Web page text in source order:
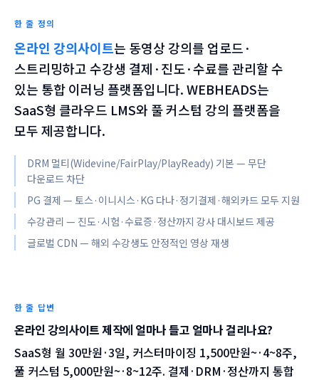
한 줄 정의
온라인 강의사이트는 동영상 강의를 업로드·
스트리밍하고 수강생 결제·진도·수료를 관리할 수
있는 통합 이러닝 플랫폼입니다. WEBHEADS는
SaaS형 클라우드 LMS와 풀 커스텀 강의 플랫폼을
모두 제공합니다.
DRM 멀티(Widevine/FairPlay/PlayReady) 기본 — 무단
다운로드 차단
PG 결제 — 토스·이니시스·KG 다나·정기결제·해외카드 모두 지원
수강관리 — 진도·시험·수료증·정산까지 강사 대시보드 제공
글로벌 CDN — 해외 수강생도 안정적인 영상 재생
한 줄 답변
온라인 강의사이트 제작에 얼마나 들고 얼마나 걸리나요?
SaaS형 월 30만원·3일, 커스터마이징 1,500만원~·4~8주,
풀 커스텀 5,000만원~·8~12주. 결제·DRM·정산까지 통합